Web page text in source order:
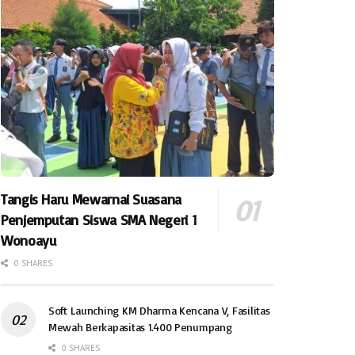
Tangis Haru Mewarnai Suasana
Penjemputan Siswa SMA Negeri 1
Wonoayu
0 SHARES
Soft Launching KM Dharma Kencana V, Fasilitas
Mewah Berkapasitas 1.400 Penumpang
0 SHARES